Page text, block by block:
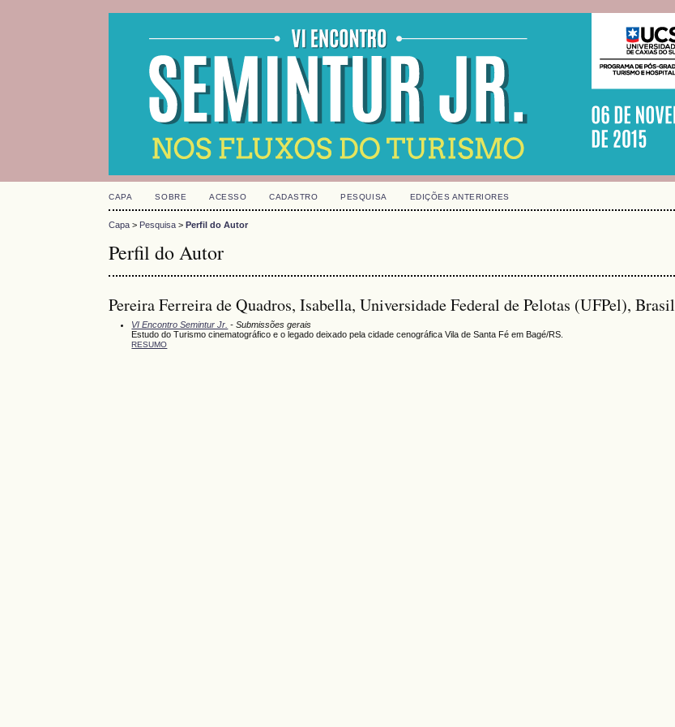
CAPA SOBRE ACESSO CADASTRO PESQUISA EDIÇÕES ANTERIORES
Capa > Pesquisa >Perfil do Autor
Perfil do Autor
Pereira Ferreira de Quadros, Isabella, Universidade Federal de Pelotas (UFPel), Brasil
VI Encontro Semintur Jr. - Submissões gerais
Estudo do Turismo cinematográfico e o legado deixado pela cidade cenográfica Vila de Santa Fé em Bagé/RS.
RESUMO